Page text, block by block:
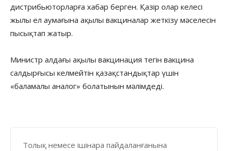
дистрибьюторларға хабар берген. Қазір олар келесі
жылы ел аумағына ақылы вакциналар жеткізу мәселесін
пысықтап жатыр.
Министр алдағы ақылы вакцинация тегін вакцина
салдырғысы келмейтін қазақстандықтар үшін
«баламалы аналог» болатынын мәлімдеді.
Толық немесе ішінара пайдаланғанына